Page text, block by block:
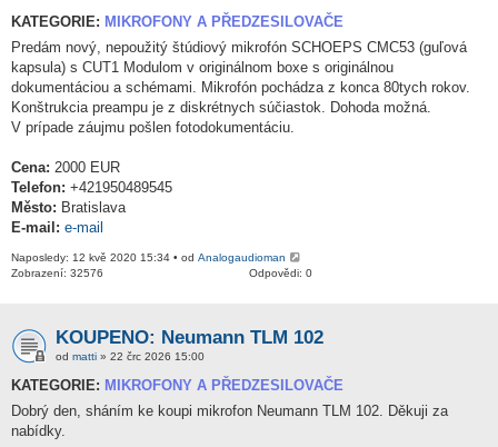
KATEGORIE: MIKROFONY A PŘEDZESILOVAČE
Predám nový, nepoužitý štúdiový mikrofón SCHOEPS CMC53 (guľová
kapsula) s CUT1 Modulom v originálnom boxe s originálnou
dokumentáciou a schémami. Mikrofón pochádza z konca 80tych rokov.
Konštrukcia preampu je z diskrétnych súčiastok. Dohoda možná.
V prípade záujmu pošlen fotodokumentáciu.
Cena: 2000 EUR
Telefon: +421950489545
Město: Bratislava
E-mail: e-mail
Naposledy: 12 kvě 2020 15:34 • od Analogaudioman
Odpovědi: 0
Zobrazení: 32576
KOUPENO: Neumann TLM 102
od matti » 22 črc 2026 15:00
KATEGORIE: MIKROFONY A PŘEDZESILOVAČE
Dobrý den, sháním ke koupi mikrofon Neumann TLM 102. Děkuji za
nabídky.